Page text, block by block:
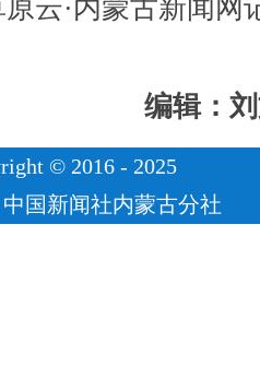
云·内蒙古新闻网
编辑：
© 2016 - 2025
国新闻社内蒙古分社